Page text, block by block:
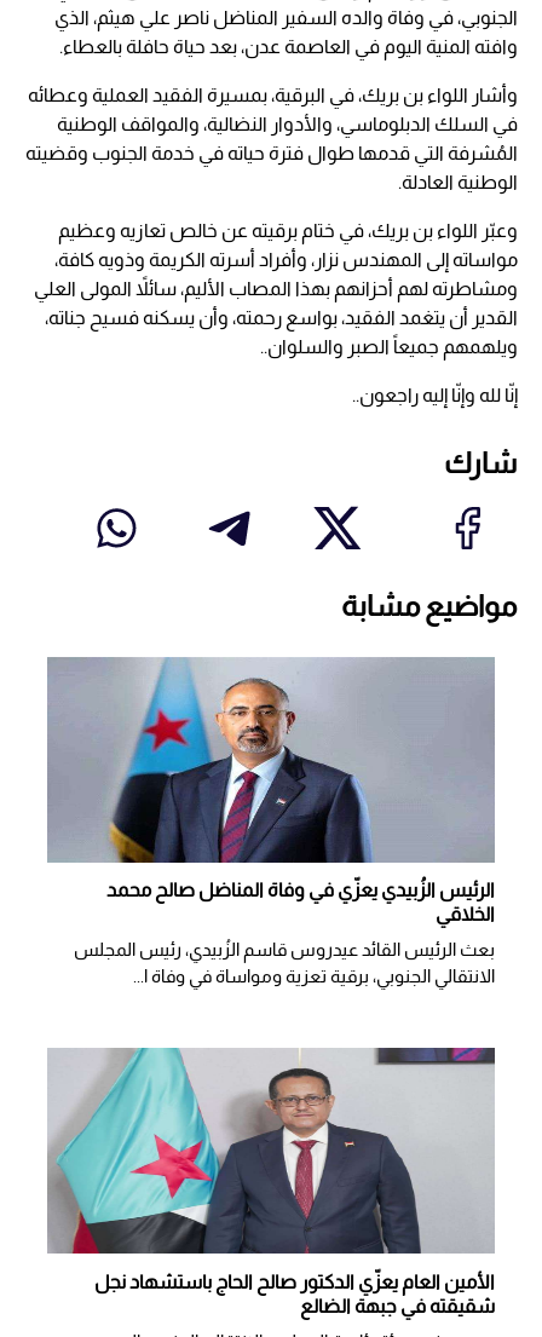
الجنوبي، في وفاة والده السفير المناضل ناصر علي هيثم، الذي
وافته المنية اليوم في العاصمة عدن، بعد حياة حافلة بالعطاء.
وأشار اللواء بن بريك، في البرقية، بمسيرة الفقيد العملية وعطائه
في السلك الدبلوماسي، والأدوار النضالية، والمواقف الوطنية
المُشرفة التي قدمها طوال فترة حياته في خدمة الجنوب وقضيته
الوطنية العادلة.
وعبّر اللواء بن بريك، في ختام برقيته عن خالص تعازيه وعظيم
مواساته إلى المهندس نزار، وأفراد أسرته الكريمة وذويه كافة،
ومشاطرته لهم أحزانهم بهذا المصاب الأليم، سائلاً المولى العلي
القدير أن يتغمد الفقيد، بواسع رحمته، وأن يسكنه فسيح جناته،
ويلهمهم جميعاً الصبر والسلوان..
إنّا لله وإنّا إليه راجعون..
شارك
مواضيع مشابة
الرئيس الزُبيدي يعزّي في وفاة المناضل صالح محمد
الخلاقي
بعث الرئيس القائد عيدروس قاسم الزُبيدي، رئيس المجلس
الانتقالي الجنوبي، برقية تعزية ومواساة في وفاة ا...
الأمين العام يعزّي الدكتور صالح الحاج باستشهاد نجل
شقيقته في جبهة الضالع